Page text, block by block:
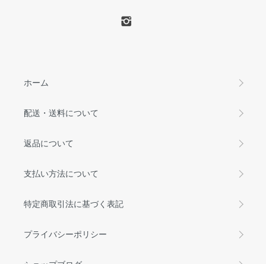
ホーム
配送・送料について
返品について
支払い方法について
特定商取引法に基づく表記
プライバシーポリシー